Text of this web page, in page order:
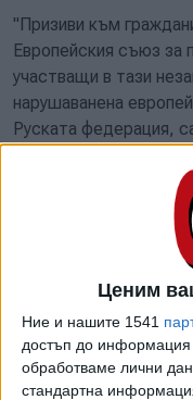
Ценим
Ние и нашите 1541
достъп до информация
обработваме лични
стандартна
"Призиви към
Европейския съюз за
участващи в тази
нарушаванена
Руската федерация,
От там посочват
посочените от
бъдат извършени,
ограничителни мерки
напомня позицията
агресия срещу
нарушение на
Външно.